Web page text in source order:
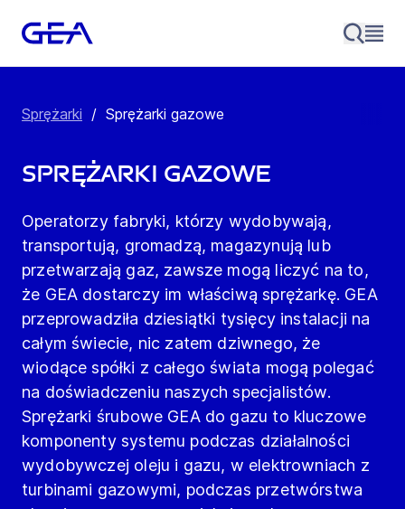
Sprężarki / Sprężarki gazowe
Sprężarki gazowe
Operatorzy fabryki, którzy wydobywają,
transportują, gromadzą, magazynują lub
przetwarzają gaz, zawsze mogą liczyć na to,
że GEA dostarczy im właściwą sprężarkę. GEA
przeprowadziła dziesiątki tysięcy instalacji na
całym świecie, nic zatem dziwnego, że
wiodące spółki z całego świata mogą polegać
na doświadczeniu naszych specjalistów.
Sprężarki śrubowe GEA do gazu to kluczowe
komponenty systemu podczas działalności
wydobywczej oleju i gazu, w elektrowniach z
turbinami gazowymi, podczas przetwórstwa